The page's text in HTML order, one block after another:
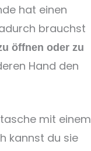
hat einen
brauchst
öffnen oder zu
Hand den
mit einem
kannst du sie